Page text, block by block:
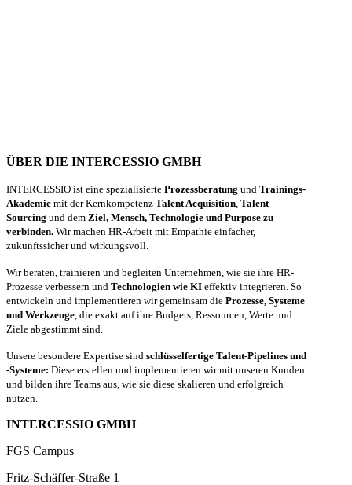
ÜBER DIE INTERCESSIO GMBH
INTERCESSIO ist eine spezialisierte Prozessberatung und Trainings-
Akademie mit der Kernkompetenz Talent Acquisition Talent
Sourcing und dem Ziel, Mensch, Technologie und Purpose zu
verbinden. Wir machen HR-Arbeit mit Empathie einfacher,
zukunftssicher und wirkungsvoll.
Wir beraten, trainieren und begleiten Unternehmen, wie sie ihre HR-
Prozesse verbessern und Technologien wie KI effektiv integrieren. So
entwickeln und implementieren wir gemeinsam die Prozesse, Systeme
und Werkzeuge , die exakt auf ihre Budgets, Ressourcen, Werte und
Ziele abgestimmt sind.
Unsere besondere Expertise sind schlüsselfertige Talent-Pipelines und
-Systeme: Diese erstellen und implementieren wir mit unseren Kunden
und bilden ihre Teams aus, wie sie diese skalieren und erfolgreich
nutzen.
INTERCESSIO GMBH
FGS Campus
Fritz-Schäffer-Straße 1